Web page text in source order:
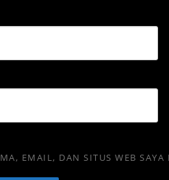
EMAIL, DAN SITUS WEB